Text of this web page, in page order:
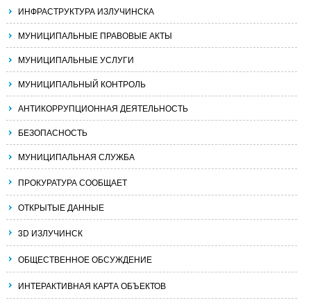
ИНФРАСТРУКТУРА ИЗЛУЧИНСКА
МУНИЦИПАЛЬНЫЕ ПРАВОВЫЕ АКТЫ
МУНИЦИПАЛЬНЫЕ УСЛУГИ
МУНИЦИПАЛЬНЫЙ КОНТРОЛЬ
АНТИКОРРУПЦИОННАЯ ДЕЯТЕЛЬНОСТЬ
БЕЗОПАСНОСТЬ
МУНИЦИПАЛЬНАЯ СЛУЖБА
ПРОКУРАТУРА СООБЩАЕТ
ОТКРЫТЫЕ ДАННЫЕ
3D ИЗЛУЧИНСК
ОБЩЕСТВЕННОЕ ОБСУЖДЕНИЕ
ИНТЕРАКТИВНАЯ КАРТА ОБЪЕКТОВ